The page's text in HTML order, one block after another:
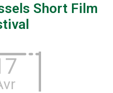
Short Film